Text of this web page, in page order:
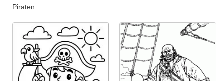
Piraten